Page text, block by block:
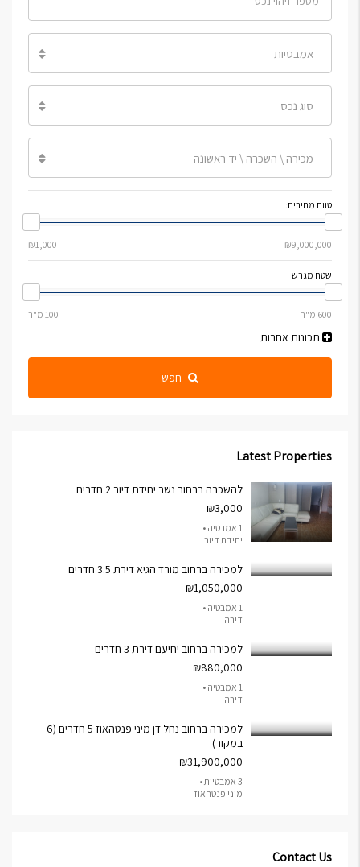
אמבטיות
סוג נכס
מכירה \ השכרה \ יד ראשונה
טווח מחירים:
שטח מגרש
תכונות אחרות
חפש
Latest Properties
להשכרה ברחוב נשר יחידת דיור 2 חדרים
₪3,000
1 אמבטיה •
יחידת דיור
למכירה ברחוב מורד הגיא דירת 3.5 חדרים
₪1,050,000
1 אמבטיה •
דירה
למכירה ברחוב יחיעם דירת 3 חדרים
₪880,000
1 אמבטיה •
דירה
למכירה ברחוב נחל דן מיני פנטהאוז 5 חדרים (6
במקור)
₪31,900,000
3 אמבטיות •
מיני פנטהאוז
Contact Us